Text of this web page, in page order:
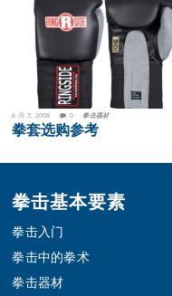
6 月 7, 2008 拳击器材
0
拳套选购参考
Footer
拳击基本要素
拳击入门
拳击中的拳术
拳击器材